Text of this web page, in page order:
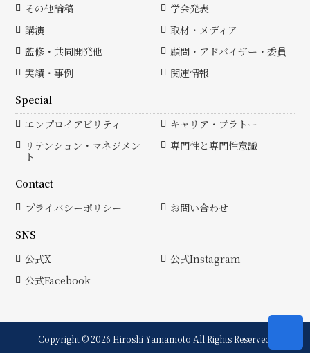
その他論稿
学会発表
講演
取材・メディア
監修・共同開発他
顧問・アドバイザー・委員
実績・事例
関連情報
Special
エンプロイアビリティ
キャリア・プラトー
リテンション・マネジメン
ト
専門性と専門性意識
Contact
プライバシーポリシー
お問い合わせ
SNS
公式X
公式Instagram
公式Facebook
Copyright © 2026 Hiroshi Yamamoto All Rights Reserved.